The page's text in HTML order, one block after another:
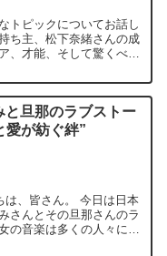
トピックについてお話し
ち主、松下奈緒さんの成
、才能、そして驚くべき
と旦那のラブストー
愛が紡ぐ絆”
は、皆さん。 今日は日本
さんとその旦那さんのラ
の音楽は多くの人々に影